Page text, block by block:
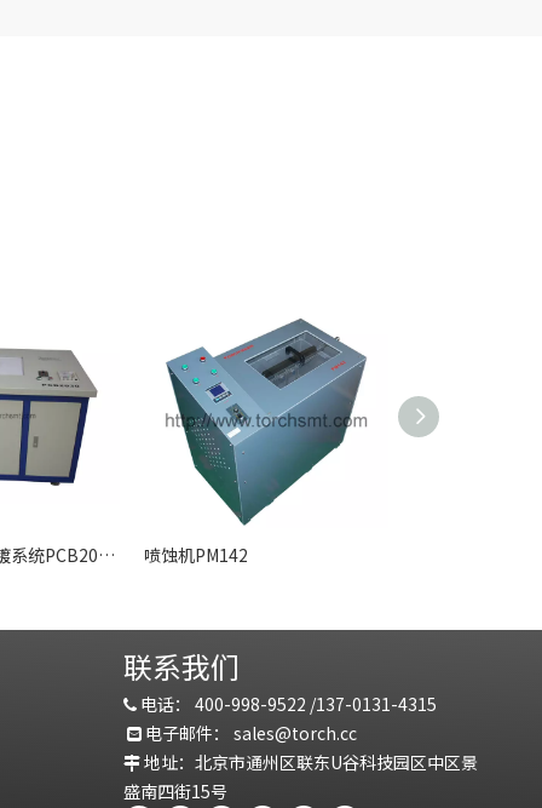
PCB孔金属化电镀系统PCB2030（铜） 喷蚀机PM142
联系我们
 电话： 400-998-9522 /137-0131-4315
 电子邮件： sales@torch.cc
 地址：北京市通州区联东U谷科技园区中区景
盛南四街15号